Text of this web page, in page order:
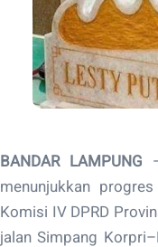
BANDAR LAMPUNG
menunjukkan
Komisi IV DPRD
jalan Simpang